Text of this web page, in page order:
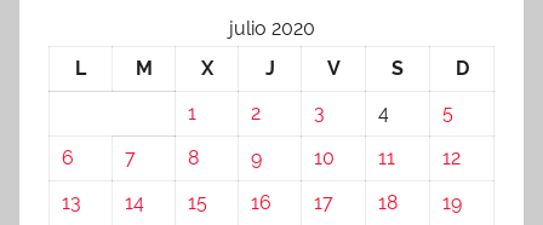
julio 2020
L
M X J V S
D
1
2 3 4
5
6
7 8 9 10 11
12
13
14 15 16 17 18 19